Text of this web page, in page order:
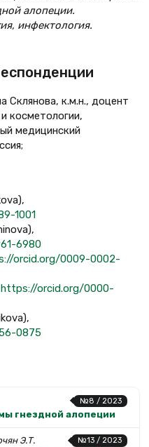
алопеции.
инфектология.
Склянова, к.м.н., доцент
косметологии,
медицинский
1001
6980
orcid.org/0009-0002-
https://orcid.org/0000-
0875
№8 / 2023
гнездной алопеции
№13 / 2023
Э.Т.